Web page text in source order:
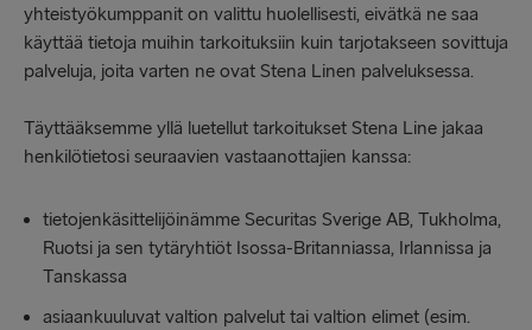
yhteistyökumppanit on valittu huolellisesti, eivätkä ne saa
käyttää tietoja muihin tarkoituksiin kuin tarjotakseen sovittuja
palveluja, joita varten ne ovat Stena Linen palveluksessa.
Täyttääksemme yllä luetellut tarkoitukset Stena Line jakaa
henkilötietosi seuraavien vastaanottajien kanssa:
tietojenkäsittelijöinämme Securitas Sverige AB, Tukholma,
Ruotsi ja sen tytäryhtiöt Isossa-Britanniassa, Irlannissa ja
Tanskassa
asiaankuuluvat valtion palvelut tai valtion elimet (esim.